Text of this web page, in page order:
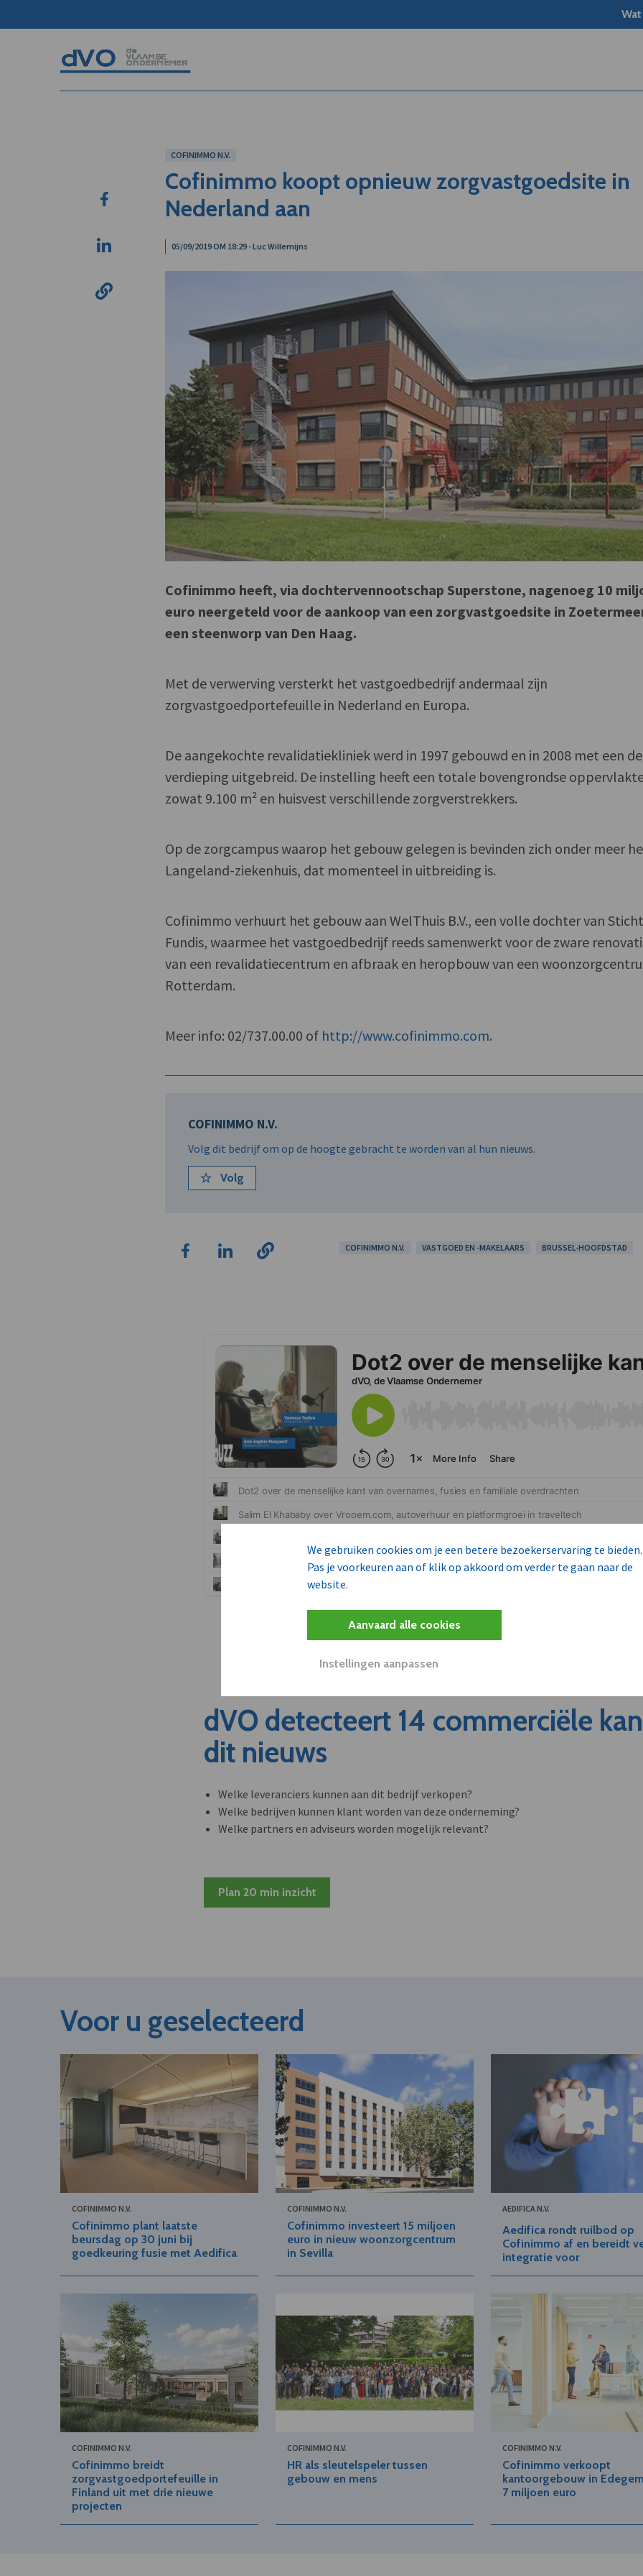
We gebruiken cookies om je een betere bezoekerservaring te bieden.
Pas je voorkeuren aan of klik op akkoord om verder te gaan naar de
website.
Aanvaard alle cookies
Instellingen aanpassen
COFINIMMO N.V.
Cofinimmo koopt opnieuw zorgvastgoedsite in
Nederland aan
05/09/2019 OM 18:29 - Luc Willemijns
Cofinimmo heeft, via dochtervennootschap Superstone, nagenoeg 10
euro neergeteld voor de aankoop van een zorgvastgoedsite in
een steenworp van Den Haag.
Met de verwerving versterkt het vastgoedbedrijf andermaal zijn
zorgvastgoedportefeuille in Nederland en Europa.
De aangekochte revalidatiekliniek werd in 1997 gebouwd en in 2008 met een
verdieping uitgebreid. De instelling heeft een totale bovengrondse
zowat 9.100 m² en huisvest verschillende zorgverstrekkers.
Op de zorgcampus waarop het gebouw gelegen is bevinden zich onder meer
Langeland-ziekenhuis, dat momenteel in uitbreiding is.
Cofinimmo verhuurt het gebouw aan WelThuis B.V., een volle dochter van
Fundis, waarmee het vastgoedbedrijf reeds samenwerkt voor de zware
van een revalidatiecentrum en afbraak en heropbouw van een
Rotterdam.
Meer info: 02/737.00.00 of http://www.cofinimmo.com.
COFINIMMO N.V.
Volg dit bedrijf om op de hoogte gebracht te worden van al hun nieuws.
Volg
COFINIMMO N.V. VASTGOED EN -MAKELAARS BRUSSEL-HOOFDSTAD
dVO detecteert 14 commerciële
dit nieuws
Welke leveranciers kunnen aan dit bedrijf verkopen?
Welke bedrijven kunnen klant worden van deze onderneming?
Welke partners en adviseurs worden mogelijk relevant?
Plan 20 min inzicht
Voor u geselecteerd
COFINIMMO N.V.
Cofinimmo plant laatste
beursdag op 30 juni bij
goedkeuring fusie met Aedifica
COFINIMMO N.V.
Cofinimmo investeert 15 miljoen
euro in nieuw woonzorgcentrum
in Sevilla
AEDIFICA N.V.
Aedifica rondt ruilbod op
Cofinimmo af en bereidt
integratie voor
COFINIMMO N.V.
Cofinimmo breidt
zorgvastgoedportefeuille in
Finland uit met drie nieuwe
projecten
COFINIMMO N.V.
HR als sleutelspeler tussen
gebouw en mens
COFINIMMO N.V.
Cofinimmo verkoopt
kantoorgebouw in
7 miljoen euro